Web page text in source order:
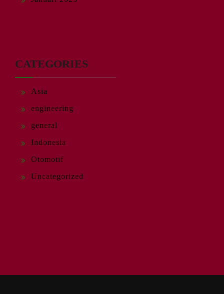
CATEGORIES
Asia
engineering
general
Indonesia
Otomotif
Uncategorized